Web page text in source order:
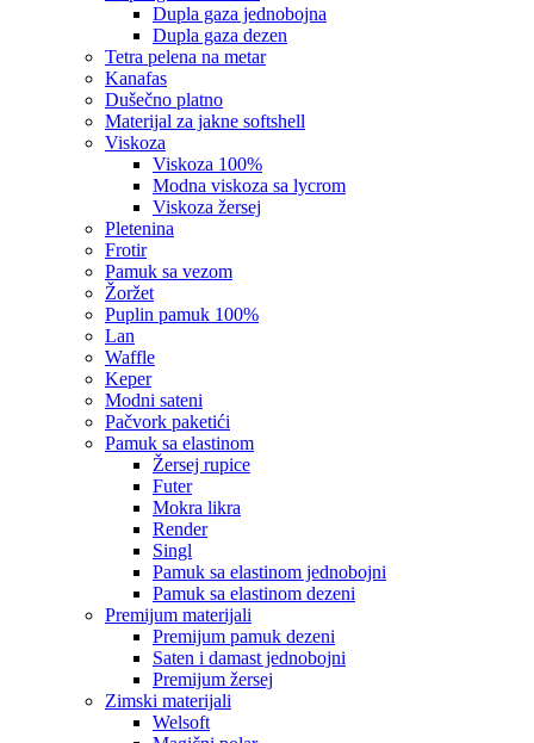
dupla gaza jednobojna
dupla gaza dezen
tetra pelena na metar
kanafas
dušečno platno
materijal za jakne softshell
viskoza
viskoza 100%
modna viskoza sa lycrom
viskoza žersej
pletenina
frotir
pamuk sa vezom
žoržet
puplin pamuk 100%
lan
waffle
keper
modni sateni
pačvork paketići
pamuk sa elastinom
žersej rupice
futer
mokra likra
render
singl
pamuk sa elastinom jednobojni
pamuk sa elastinom dezeni
premijum materijali
premijum pamuk dezeni
saten i damast jednobojni
premijum žersej
zimski materijali
welsoft